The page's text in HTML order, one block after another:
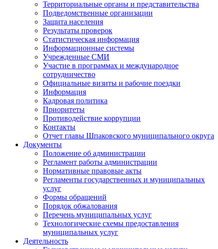
Территориальные органы и представительства
Подведомственные организации
Защита населения
Результаты проверок
Статистическая информация
Информационные системы
Учрежденные СМИ
Участие в программах и международное
сотрудничество
Официальные визиты и рабочие поездки
Информация
Кадровая политика
Приоритеты
Противодействие коррупции
Контакты
Отчет главы Шпаковского муниципального округа
Документы
Положение об администрации
Регламент работы администрации
Нормативные правовые акты
Регламенты государственных и муниципальных
услуг
Формы обращений
Порядок обжалования
Перечень муниципальных услуг
Технологические схемы предоставления
муниципальных услуг
Деятельность